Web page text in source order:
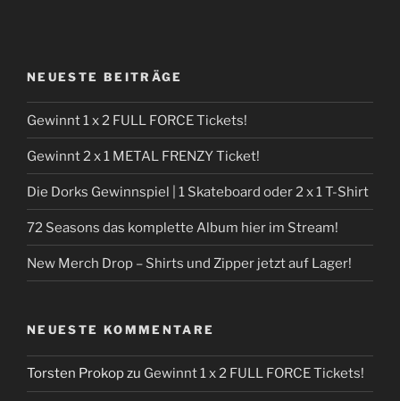
NEUESTE BEITRÄGE
Gewinnt 1 x 2 FULL FORCE Tickets!
Gewinnt 2 x 1 METAL FRENZY Ticket!
Die Dorks Gewinnspiel | 1 Skateboard oder 2 x 1 T-Shirt
72 Seasons das komplette Album hier im Stream!
New Merch Drop – Shirts und Zipper jetzt auf Lager!
NEUESTE KOMMENTARE
Torsten Prokopzu Gewinnt 1 x 2 FULL FORCE Tickets!